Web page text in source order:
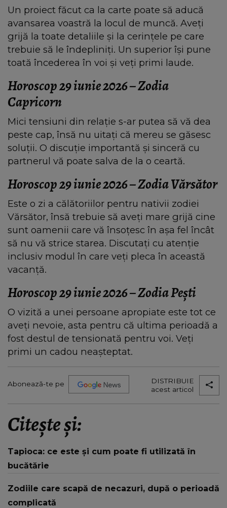
Un proiect făcut ca la carte poate să aducă
avansarea voastră la locul de muncă. Aveți
grijă la toate detaliile și la cerințele pe care
trebuie să le îndepliniți. Un superior își pune
toată încederea în voi și veți primi laude.
Horoscop 29 iunie 2026 – Zodia
Capricorn
Mici tensiuni din relație s-ar putea să vă dea
peste cap, însă nu uitați că mereu se găsesc
soluții. O discuție importantă și sinceră cu
partnerul vă poate salva de la o ceartă.
Horoscop 29 iunie 2026 – Zodia Vărsător
Este o zi a călătoriilor pentru nativii zodiei
Vărsător, însă trebuie să aveți mare grijă cine
sunt oamenii care vă însoțesc în așa fel încât
să nu vă strice starea. Discutați cu atenție
inclusiv modul în care veți pleca în această
vacanță.
Horoscop 29 iunie 2026 – Zodia Pești
O vizită a unei persoane apropiate este tot ce
aveți nevoie, asta pentru că ultima perioadă a
fost destul de tensionată pentru voi. Veți
primi un cadou neașteptat.
Abonează-te pe
DISTRIBUIE
acest articol
Citește și:
Tapioca: ce este și cum poate fi utilizată în
bucătărie
Zodiile care scapă de necazuri, după o perioadă
complicată